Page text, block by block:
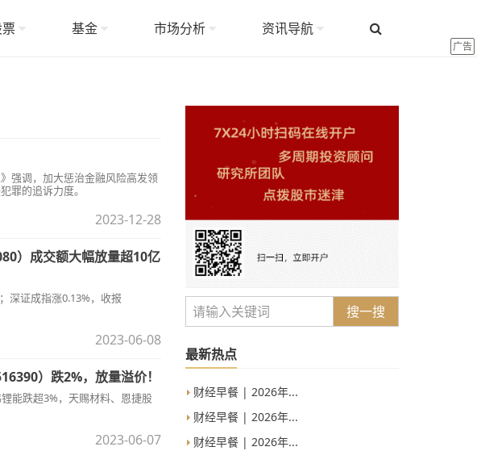
基金 市场分析 资讯导航
广告
强调，加大惩治金融风险高发领
罪的追诉力度。
2023-12-28
）成交额大幅放量超10亿
深证成指涨0.13%，收报
2023-06-08
）跌2%，放量溢价！
能跌超3%，天赐材料、恩捷股
2023-06-07
搜一搜
最新热点
财经早餐 | 2026年...
财经早餐 | 2026年...
财经早餐 | 2026年...